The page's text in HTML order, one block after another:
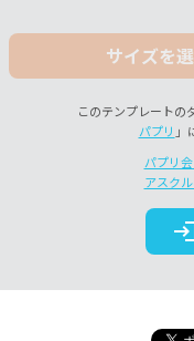
サイズを
このテンプレートの
パプリ 」
パプリ
アスク